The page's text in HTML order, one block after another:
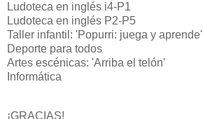
Ludoteca en inglés i4-P1
Ludoteca en inglés P2-P5
Taller infantil: 'Popurri: juega y aprende'
Deporte para todos
Artes escénicas: 'Arriba el telón'
Informática
¡GRACIAS!